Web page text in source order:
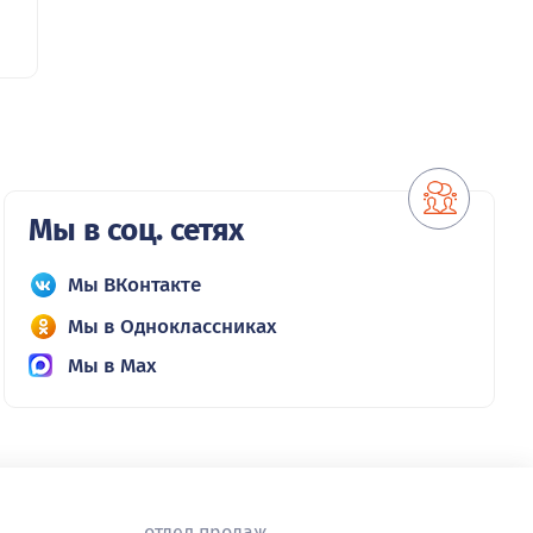
Мы в соц. сетях
Мы ВКонтакте
Мы в Одноклассниках
Мы в Max